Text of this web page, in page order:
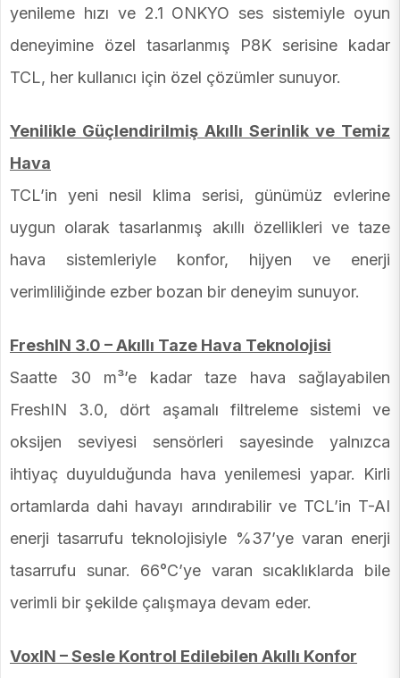
yenileme hızı ve 2.1 ONKYO ses sistemiyle oyun
deneyimine özel tasarlanmış P8K serisine kadar
TCL, her kullanıcı için özel çözümler sunuyor.
Yenilikle Güçlendirilmiş Akıllı Serinlik ve Temiz
Hava
TCL’in yeni nesil klima serisi, günümüz evlerine
uygun olarak tasarlanmış akıllı özellikleri ve taze
hava sistemleriyle konfor, hijyen ve enerji
verimliliğinde ezber bozan bir deneyim sunuyor.
FreshIN 3.0 – Akıllı Taze Hava Teknolojisi
Saatte 30 m³’e kadar taze hava sağlayabilen
FreshIN 3.0, dört aşamalı filtreleme sistemi ve
oksijen seviyesi sensörleri sayesinde yalnızca
ihtiyaç duyulduğunda hava yenilemesi yapar. Kirli
ortamlarda dahi havayı arındırabilir ve TCL’in T-AI
enerji tasarrufu teknolojisiyle %37’ye varan enerji
tasarrufu sunar. 66°C’ye varan sıcaklıklarda bile
verimli bir şekilde çalışmaya devam eder.
VoxIN – Sesle Kontrol Edilebilen Akıllı Konfor